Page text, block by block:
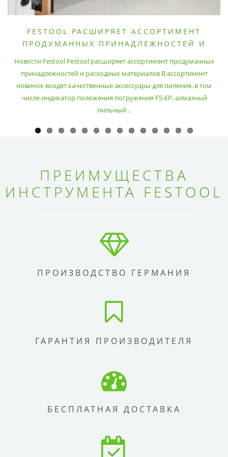
FESTOOL РАСШИРЯЕТ АССОРТИМЕНТ
ПРОДУМАННЫХ ПРИНАДЛЕЖНОСТЕЙ И
Новости Festool Festool расширяет ассортимент продуманных
принадлежностей и расходных материалов В ассортимент
новинок входят качественные аксессуары для пиления, в том
числе индикатор положения погружения FS-EP, алмазный
пильный ..
ПРЕИМУЩЕСТВА
ИНСТРУМЕНТА FESTOOL
ПРОИЗВОДСТВО ГЕРМАНИЯ
ГАРАНТИЯ ПРОИЗВОДИТЕЛЯ
БЕСПЛАТНАЯ ДОСТАВКА